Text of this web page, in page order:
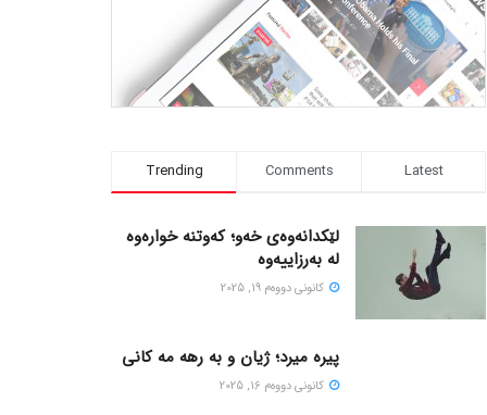
Trending Comments Latest
لێکدانەوەی خەو؛ کەوتنە خوارەوە
لە بەرزاییەوە
كانونی دووه‌م 19, 2025
پیره میرد؛ ژیان و به رهه مه کانی
كانونی دووه‌م 16, 2025